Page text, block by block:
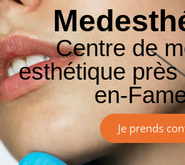
Centre de
esthétique
en-
Je prends